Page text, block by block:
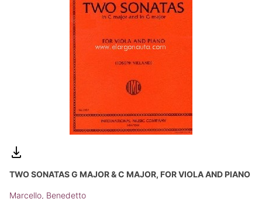
TWO SONATAS G MAJOR & C MAJOR, FOR VIOLA AND PIANO
Marcello, Benedetto